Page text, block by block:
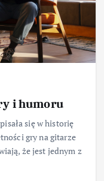
i humoru
się w historię
gry na gitarze
że jest jednym z